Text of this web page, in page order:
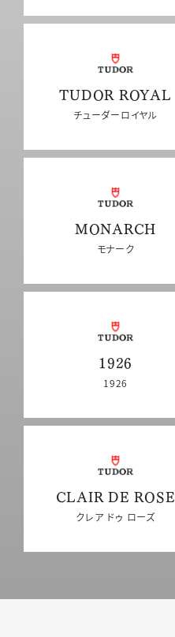
TUDOR ROYAL
チューダーロイヤル
MONARCH
モナーク
1926
1926
CLAIR DE ROSE
クレア ドゥ ローズ